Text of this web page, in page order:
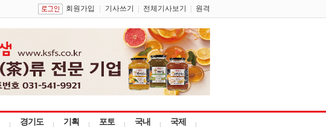
회원가입 기사쓰기 전체기사보기 원격
경기도 기획 포토 국내 국제